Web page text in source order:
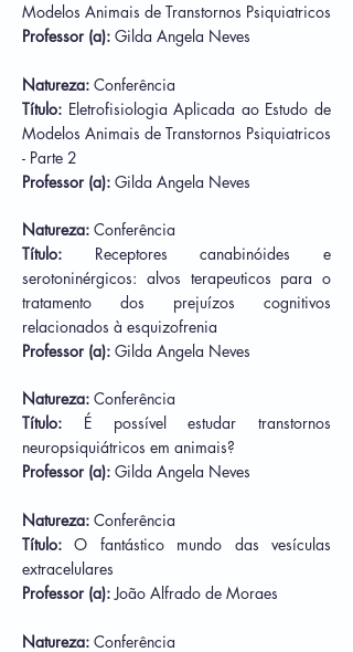
Modelos Animais de Transtornos Psiquiatricos
Professor (a): Gilda Angela Neves
Natureza: Conferência
Título: Eletrofisiologia Aplicada ao Estudo de
Modelos Animais de Transtornos Psiquiatricos
- Parte 2
Professor (a): Gilda Angela Neves
Natureza: Conferência
Título: Receptores canabinóides e
serotoninérgicos: alvos terapeuticos para o
tratamento dos prejuízos cognitivos
relacionados à esquizofrenia
Professor (a): Gilda Angela Neves
Natureza: Conferência
Título: É possível estudar transtornos
neuropsiquiátricos em animais?
Professor (a): Gilda Angela Neves
Natureza: Conferência
Título:O fantástico mundo das vesículas
extracelulares
Professor (a):João Alfrado de Moraes
Natureza: Conferência